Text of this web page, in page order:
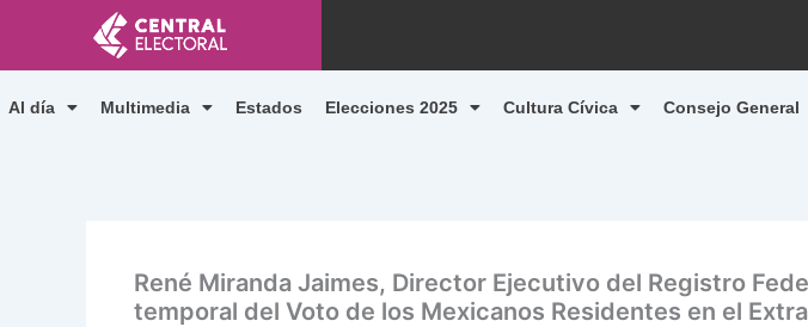
contenido
Al día Multimedia Estados Elecciones 2025 Cultura Cívica Consejo General
René Miranda Jaimes, Director Ejecutivo del Registro
temporal del Voto de los Mexicanos Residentes en el